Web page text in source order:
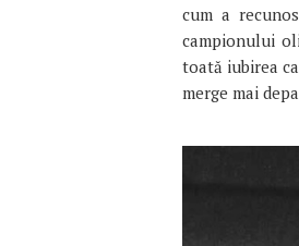
cum a
campionului
toată iubirea
merge mai